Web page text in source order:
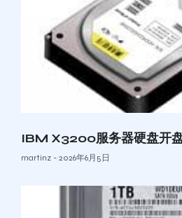
IBM X3200服务器硬盘开
martinz 2026年6月5日